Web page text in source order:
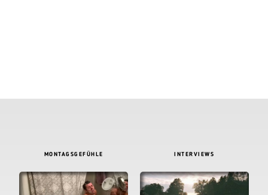
MONTAGSGEFÜHLE INTERVIEWS